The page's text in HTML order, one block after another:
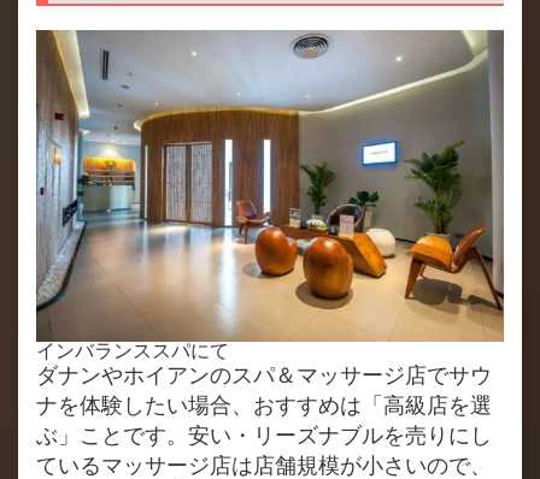
インバランススパにて
ダナンやホイアンのスパ＆マッサージ店でサウ
ナを体験したい場合、おすすめは「高級店を選
ぶ」ことです。安い・リーズナブルを売りにし
ているマッサージ店は店舗規模が小さいので、